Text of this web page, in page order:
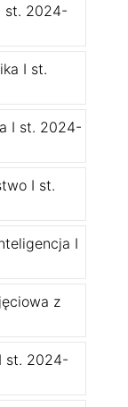
st. 2024-
I st.
I st. 2024-
I st.
I
z
st. 2024-